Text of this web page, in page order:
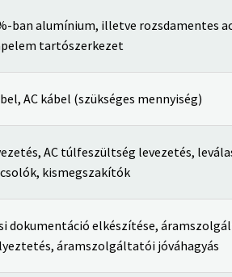
ban alumínium, illetve rozsdamentes
tartószerkezet
AC kábel (szükséges mennyiség)
AC túlfeszültség levezetés,
kismegszakítók
dokumentáció elkészítése,
áramszolgáltatói jóváhagyás